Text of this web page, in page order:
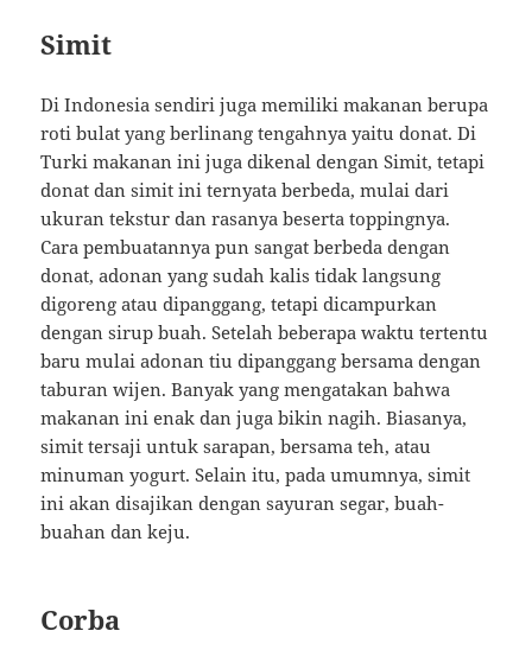
Simit
Di Indonesia sendiri juga memiliki makanan berupa
roti bulat yang berlinang tengahnya yaitu donat. Di
Turki makanan ini juga dikenal dengan Simit, tetapi
donat dan simit ini ternyata berbeda, mulai dari
ukuran tekstur dan rasanya beserta toppingnya.
Cara pembuatannya pun sangat berbeda dengan
donat, adonan yang sudah kalis tidak langsung
digoreng atau dipanggang, tetapi dicampurkan
dengan sirup buah. Setelah beberapa waktu tertentu
baru mulai adonan tiu dipanggang bersama dengan
taburan wijen. Banyak yang mengatakan bahwa
makanan ini enak dan juga bikin nagih. Biasanya,
simit tersaji untuk sarapan, bersama teh, atau
minuman yogurt. Selain itu, pada umumnya, simit
ini akan disajikan dengan sayuran segar, buah-
buahan dan keju.
Corba